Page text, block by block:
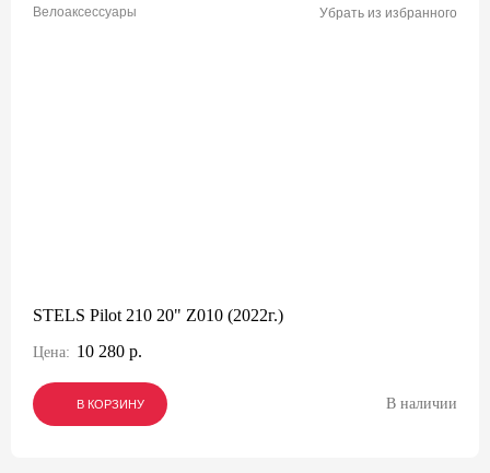
Велоаксессуары Убрать из избранного
STELS Pilot 210 20" Z010 (2022г.)
Цена: 10 280 р.
В КОРЗИНУ
В КОРЗИНУ
В КОРЗИНУ В наличии